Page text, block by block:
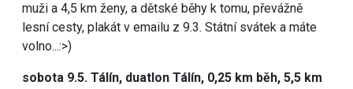
muži a 4,5 km ženy, a dětské běhy k tomu, převážně
lesní cesty, plakát v emailu z 9.3. Státní svátek a máte
volno...:>)
sobota 9.5. Tálín, duatlon Tálín, 0,25 km běh, 5,5 km